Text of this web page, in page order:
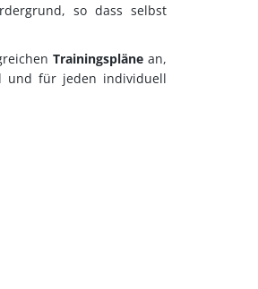
so dass selbst
Trainingsplänean,
und für jeden individuell